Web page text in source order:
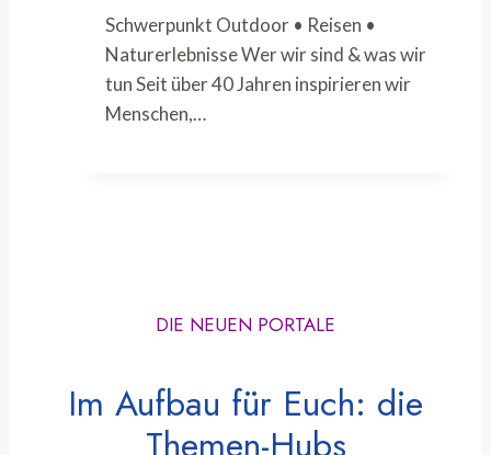
Schwerpunkt Outdoor • Reisen •
Naturerlebnisse Wer wir sind & was wir
tun Seit über 40 Jahren inspirieren wir
Menschen,…
DIE NEUEN PORTALE
Im Aufbau für Euch: die
Themen-Hubs